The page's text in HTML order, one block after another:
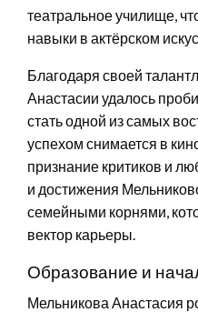
театральное училище,
навыки в актёрском
Благодаря своей
Анастасии удалось
стать одной из самых
успехом снимается в
признание критиков и
и достижения
семейными корнями,
вектор карьеры.
Образование и
Мельникова Анастасия